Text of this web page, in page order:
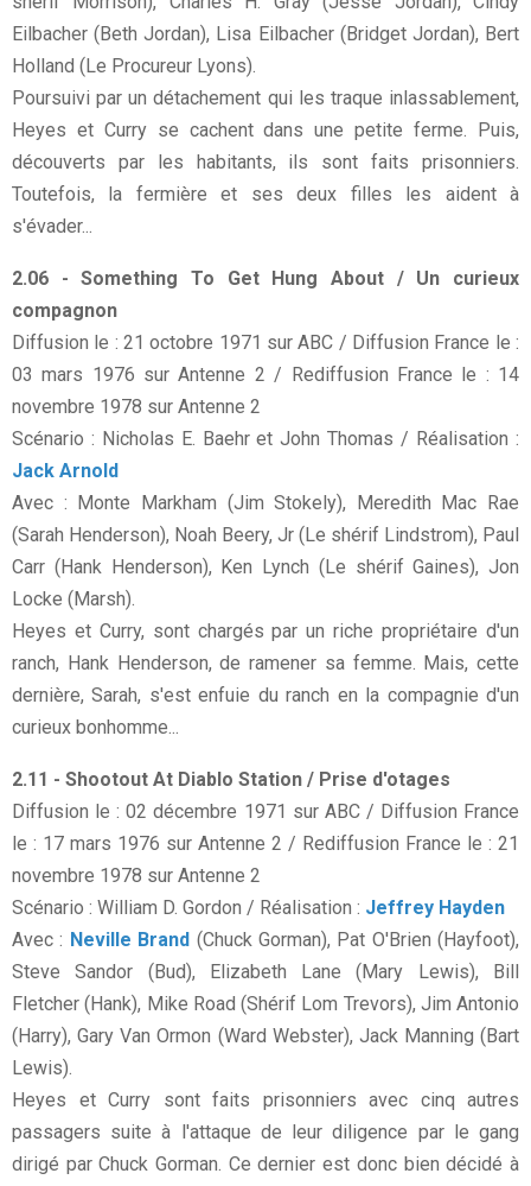
Eilbacher (Beth Jordan), Lisa Eilbacher (Bridget Jordan), Bert
Holland (Le Procureur Lyons).
Poursuivi par un détachement qui les traque inlassablement,
Heyes et Curry se cachent dans une petite ferme. Puis,
découverts par les habitants, ils sont faits prisonniers.
Toutefois, la fermière et ses deux filles les aident à
s'évader...
2.06 - Something To Get Hung About / Un curieux
compagnon
Diffusion le : 21 octobre 1971 sur ABC / Diffusion France le :
03 mars 1976 sur Antenne 2 / Rediffusion France le : 14
novembre 1978 sur Antenne 2
Scénario : Nicholas E. Baehr et John Thomas / Réalisation :
Jack Arnold
Avec : Monte Markham (Jim Stokely), Meredith Mac Rae
(Sarah Henderson), Noah Beery, Jr (Le shérif Lindstrom), Paul
Carr (Hank Henderson), Ken Lynch (Le shérif Gaines), Jon
Locke (Marsh).
Heyes et Curry, sont chargés par un riche propriétaire d'un
ranch, Hank Henderson, de ramener sa femme. Mais, cette
dernière, Sarah, s'est enfuie du ranch en la compagnie d'un
curieux bonhomme...
2.11 - Shootout At Diablo Station / Prise d'otages
Diffusion le : 02 décembre 1971 sur ABC / Diffusion France
le : 17 mars 1976 sur Antenne 2 / Rediffusion France le : 21
novembre 1978 sur Antenne 2
Scénario : William D. Gordon / Réalisation : Jeffrey Hayden
Avec : Neville Brand (Chuck Gorman), Pat O'Brien (Hayfoot),
Steve Sandor (Bud), Elizabeth Lane (Mary Lewis), Bill
Fletcher (Hank), Mike Road (Shérif Lom Trevors), Jim Antonio
(Harry), Gary Van Ormon (Ward Webster), Jack Manning (Bart
Lewis).
Heyes et Curry sont faits prisonniers avec cinq autres
passagers suite à l'attaque de leur diligence par le gang
dirigé par Chuck Gorman. Ce dernier est donc bien décidé à